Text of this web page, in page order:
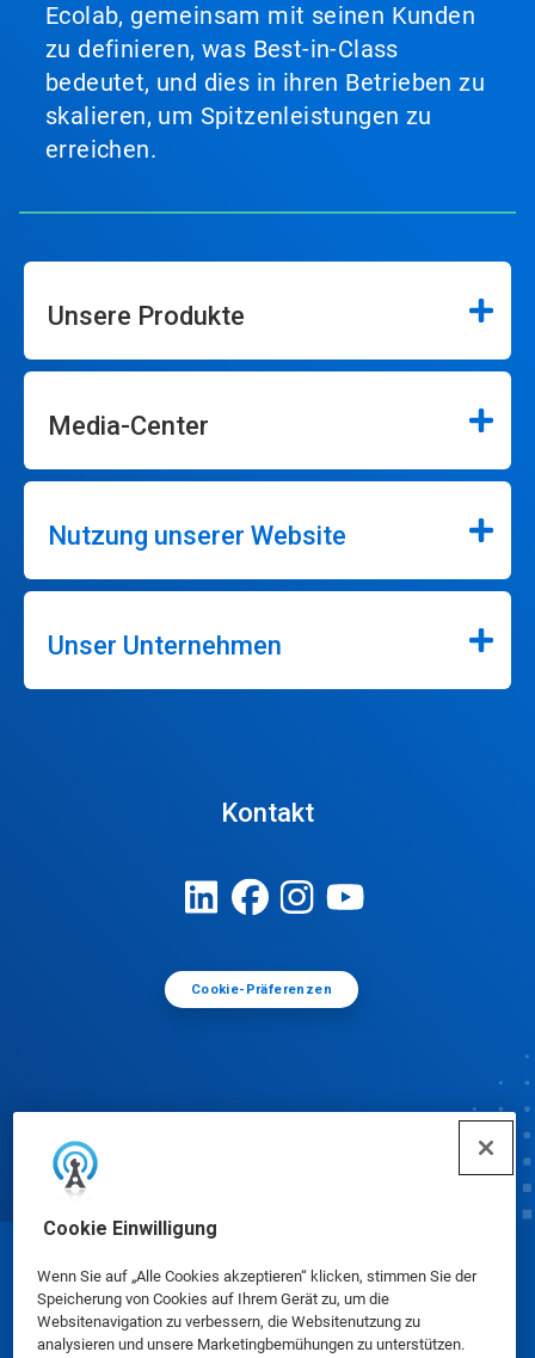
Cookie Einwilligung
Wenn Sie auf „Alle Cookies akzeptieren“ klicken, stimmen Sie der
Speicherung von Cookies auf Ihrem Gerät zu, um die
Websitenavigation zu verbessern, die Websitenutzung zu
analysieren und unsere Marketingbemühungen zu unterstützen.
Ecolab, gemeinsam mit seinen Kunden
zu definieren, was Best-in-Class
bedeutet, und dies in ihren Betrieben zu
skalieren, um Spitzenleistungen zu
erreichen.
Unsere Produkte
Media-Center
Nutzung unserer Website
Unser Unternehmen
Kontakt
Cookie-Präferenzen
© Ecolab Inc. 2025
Sicherheitsdatenblätter|Datenschutzrichtlinie